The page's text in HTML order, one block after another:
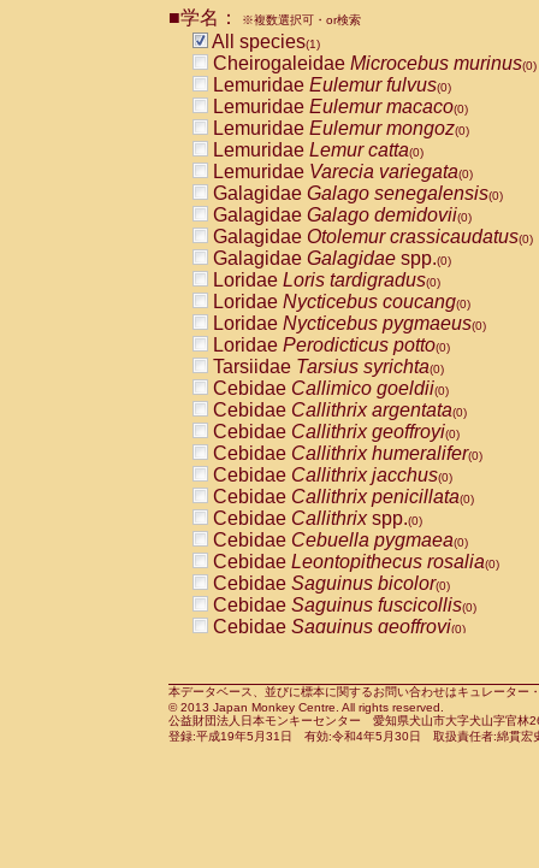
CebidaeCebus nigrivittatus
CebidaeCebus
CebidaeSaimiri boliviensis(0)
CebidaeSaimiri sciureus(0)
AtelidaeAlouatta caraya(0)
AtelidaeAlouatta fusca(0)
AtelidaeAlouatta seniculus
AtelidaeAlouattaspp.(0)
AtelidaeAteles belzebuth(0)
AtelidaeAteles geoffroyi(0)
AtelidaeAteles paniscus(0)
AtelidaeAtelesspp.(0)
Atelidae Lagothrix lagothricha
AtelidaeLagothrix lagothricha cana
PitheciidaeCacajao calvus
PitheciidaeCallicebus cupreus
PitheciidaeCallicebus donacophilus
PitheciidaeCallicebus moloch
PitheciidaeCallicebus torquatus
PitheciidaeCallicebusspp.(0)
PitheciidaeChiropotes satanas(0)
PitheciidaePithecia monachus
PitheciidaePithecia pithecia(0)
CercopithecidaeCercocebus agilis
CercopithecidaeCercocebus
CercopithecidaeCercocebus
CercopithecidaeCercocebus
CercopithecidaeCercocebus
CercopithecidaeCercocebushybrid
CercopithecidaePapio anubis(0)
CercopithecidaePapio cynocephalus
CercopithecidaePapio hamadryas(0)
■学名： ※複数選択可・or検索
All species(1)
Cheirogaleidae Microcebus murinus(0)
Lemuridae Eulemur fulvus(0)
Lemuridae Eulemur macaco(0)
Lemuridae Eulemur mongoz(0)
Lemuridae Lemur catta(0)
Lemuridae Varecia variegata(0)
Galagidae Galago senegalensis(0)
Galagidae Galago demidovii(0)
Galagidae Otolemur crassicaudatus(0)
Galagidae Galagidae spp.(0)
Loridae Loris tardigradus(0)
Loridae Nycticebus coucang(0)
Loridae Nycticebus pygmaeus(0)
Loridae Perodicticus potto(0)
Tarsiidae Tarsius syrichta(0)
Cebidae Callimico goeldii(0)
Cebidae Callithrix argentata(0)
Cebidae Callithrix geoffroyi(0)
Cebidae Callithrix humeralifer(0)
Cebidae Callithrix jacchus(0)
Cebidae Callithrix penicillata(0)
Cebidae Callithrixspp.(0)
Cebidae Cebuella pygmaea(0)
Cebidae Leontopithecus rosalia(0)
Cebidae Saguinus bicolor(0)
Cebidae Saguinus fuscicollis(0)
Cebidae Saguinus geoffroyi(0)
CebidaeSaguinus leucopus(0)
CebidaeSaguinus midas(0)
Cebidae Saguinus mystax(0)
本データベース、並びに標本に関するお問い合わせはキュレータ
© 2013 Japan Monkey Centre. All rights reserved.
公益財団法人日本モンキーセンター 愛知県犬山市大字犬山字官
登録:平成19年5月31日 有効:令和4年5月30日 取扱責任者:綿貫宏